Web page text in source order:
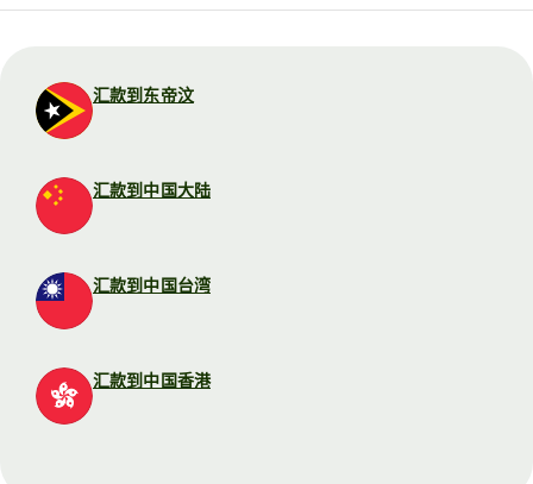
汇款到东帝汶
汇款到中国大陆
汇款到中国台湾
汇款到中国香港